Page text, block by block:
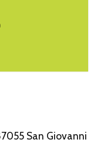
San Giovanni